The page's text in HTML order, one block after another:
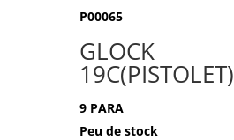
P00065
GLOCK
19C(PISTOLET)
9 PARA
Peu de stock